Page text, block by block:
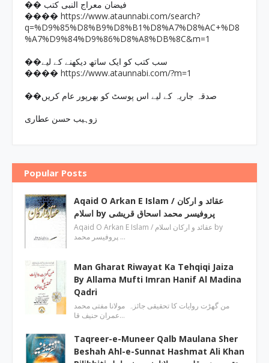
�� فیضان معراج النبی کتب
���� https://www.ataunnabi.com/search?
q=%D9%85%D8%B9%D8%B1%D8%A7%D8%AC+%D8
%A7%D9%84%D9%86%D8%A8%DB%8C&m=1
��سب کتب کو ایک ساتھ دیکھنے کے لیے
���� https://www.ataunnabi.com/?m=1
��صدقہ جاریہ کے لیے اس پوسٹ کو بھرپور عام کریں
زوہیب حسن عطاری
Popular Posts
Aqaid O Arkan E Islam / عقائد و ارکان
اسلام by پروفیسر محمد اسحاق قریشی
Aqaid O Arkan E Islam / عقائد و ارکان اسلام by
پروفیسر محمد …
Man Gharat Riwayat Ka Tehqiqi Jaiza
By Allama Mufti Imran Hanif Al Madina
Qadri
من گھڑت روایات کا تحقیقی جائزہ مولانا مفتی محمد
عمران حنیف قا…
Taqreer-e-Muneer Qalb Maulana Sher
Beshah Ahl-e-Sunnat Hashmat Ali Khan